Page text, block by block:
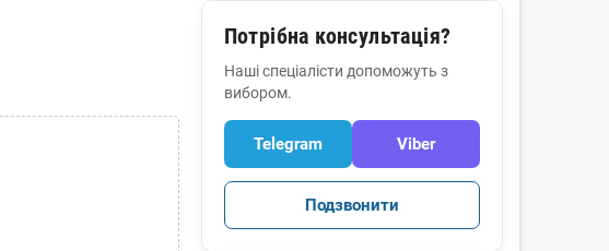
Потрібна консультація?
Наші спеціалісти допоможуть з
вибором.
Telegram Viber
Подзвонити